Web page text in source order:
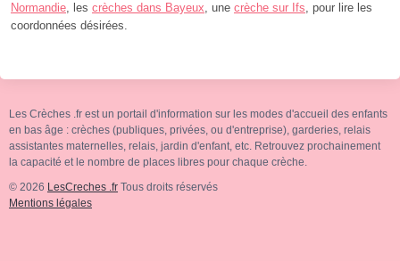
Normandie, les crèches dans Bayeux, une crèche sur Ifs, pour lire les
coordonnées désirées.
Les Crèches .fr est un portail d'information sur les modes d'accueil des enfants
en bas âge : crèches (publiques, privées, ou d'entreprise), garderies, relais
assistantes maternelles, relais, jardin d'enfant, etc. Retrouvez prochainement
la capacité et le nombre de places libres pour chaque crèche.
© 2026 LesCreches .fr Tous droits réservés
Mentions légales